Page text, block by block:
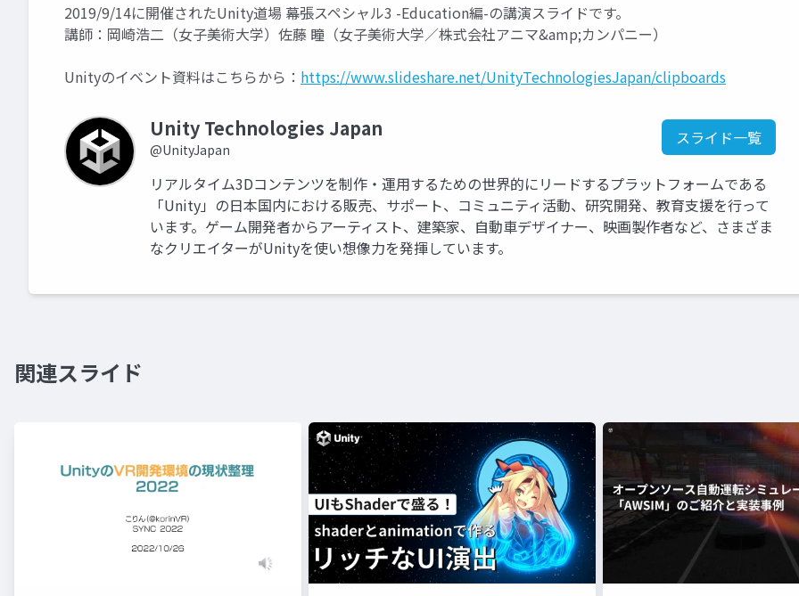
2019/9/14に開催されたUnity道場 幕張スペシャル3 -Education編-の講演スライドです。
講師：岡崎浩二（女子美術大学）佐藤 瞳（女子美術大学／株式会社アニマ&amp;カンパニー）
Unityのイベント資料はこちらから： https://www.slideshare.net/UnityTechnologiesJapan/clipboards
Unity Technologies Japan
@UnityJapan
スライド一覧
リアルタイム3Dコンテンツを制作・運用するための世界的にリードするプラットフォームである
「Unity」の日本国内における販売、サポート、コミュニティ活動、研究開発、教育支援を行って
います。ゲーム開発者からアーティスト、建築家、自動車デザイナー、映画製作者など、さまざま
なクリエイターがUnityを使い想像力を発揮しています。
関連スライド